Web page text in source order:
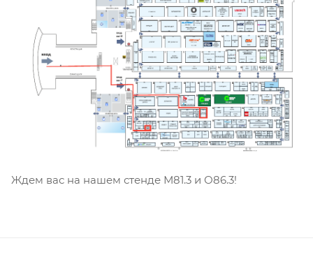
Ждем вас на нашем стенде М81.3 и О86.3!